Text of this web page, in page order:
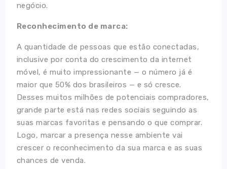
Home
negócio.
Reconhecimento de marca:
A quantidade de pessoas que estão conectadas,
inclusive por conta do crescimento da internet
móvel, é muito impressionante — o número já é
maior que 50% dos brasileiros — e só cresce.
Desses muitos milhões de potenciais compradores,
grande parte está nas redes sociais seguindo as
suas marcas favoritas e pensando o que comprar.
Logo, marcar a presença nesse ambiente vai
crescer o reconhecimento da sua marca e as suas
chances de venda.